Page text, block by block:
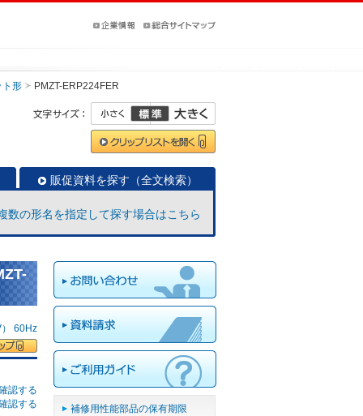
ト形 PMZT-ERP224FER
販促資料を探す（全文検索）
数の形名を指定して探す場合はこちら
60Hz
認する
認する
補修用性能部品の保有期限